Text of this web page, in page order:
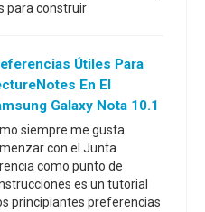
para construir
Útiles Para
En El
Galaxy Nota 10.1
siempre me gusta
con el Junta
como punto de
es un tutorial
principiantes preferencias